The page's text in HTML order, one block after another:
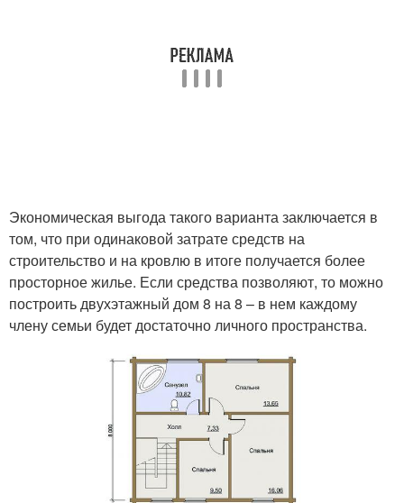
Экономическая выгода такого варианта заключается в
том, что при одинаковой затрате средств на
строительство и на кровлю в итоге получается более
просторное жилье. Если средства позволяют, то можно
построить двухэтажный дом 8 на 8 – в нем каждому
члену семьи будет достаточно личного пространства.